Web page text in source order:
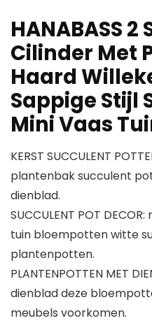
HANABASS
Cilinder Met
Haard
Sappige Stijl
Mini Vaas
KERST SUCCULENT
plantenbak succulent
dienblad.
SUCCULENT POT
tuin bloempotten witte
plantenpotten.
PLANTENPOTTEN MET
dienblad deze
meubels voorkomen.